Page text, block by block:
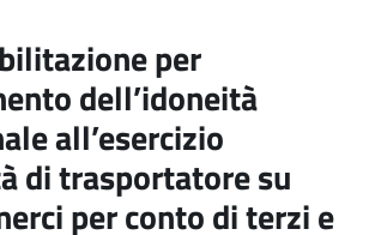
per
dell’idoneità
all’esercizio
di trasportatore su
per conto di terzi e